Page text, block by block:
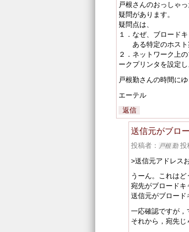
戸根さんのおっしゃ
疑問があります。
疑問点は、
１．なぜ、ブロード
ある特定のホスト
２．ネットワーク上
ークプリンタを設定
戸根勤さんの時間に
エーテル
返信
送信元がブロ
投稿者： 戸根 勤投
>送信元アドレス
うーん。これはど
宛先がブロードキ
送信元がブロード
一応確認ですが，
それから，宛先じ